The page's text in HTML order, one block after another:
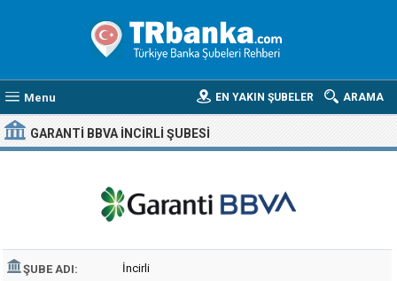
Menu ARAMA
EN YAKIN ŞUBELER
GARANTI BBVA İNCIRLI ŞUBESI
ŞUBE ADI: İncirli